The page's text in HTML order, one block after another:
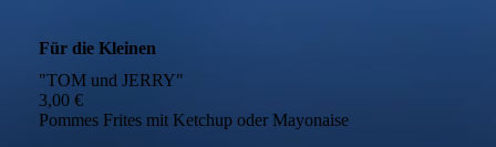
Für die Kleinen
"TOM und JERRY"
3,00 €
Pommes Frites mit Ketchup oder Mayonaise